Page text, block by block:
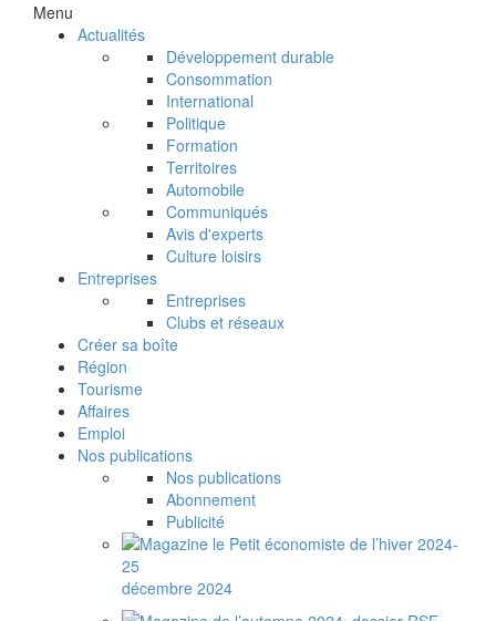
Menu
Actualités
Développement durable
Consommation
International
Politique
Formation
Territoires
Automobile
Communiqués
Avis d'experts
Culture loisirs
Entreprises
Entreprises
Clubs et réseaux
Créer sa boîte
Région
Tourisme
Affaires
Emploi
Nos publications
Nos publications
Abonnement
Publicité
décembre 2024